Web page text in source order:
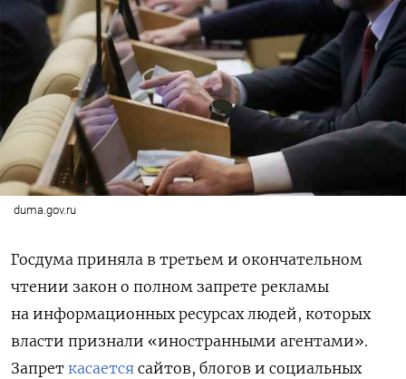
duma.gov.ru
Госдума приняла в третьем и окончательном
чтении закон о полном запрете рекламы
на информационных ресурсах людей, которых
власти признали «иностранными агентами».
Запрет касается сайтов, блогов и социальных